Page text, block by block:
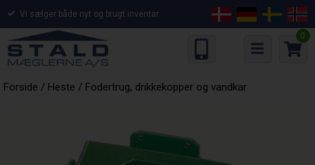
Vi sælger både nyt og brugt inventar
0
Forside / Heste / Fodertrug, drikkekopper og vandkar